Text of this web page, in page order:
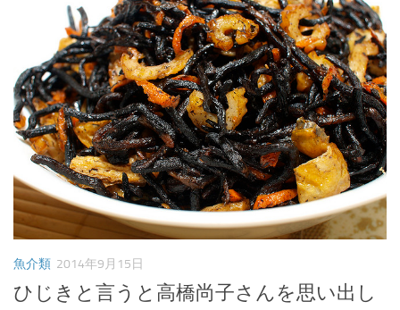
魚介類 2014年9月15日
ひじきと言うと高橋尚子さんを思い出し